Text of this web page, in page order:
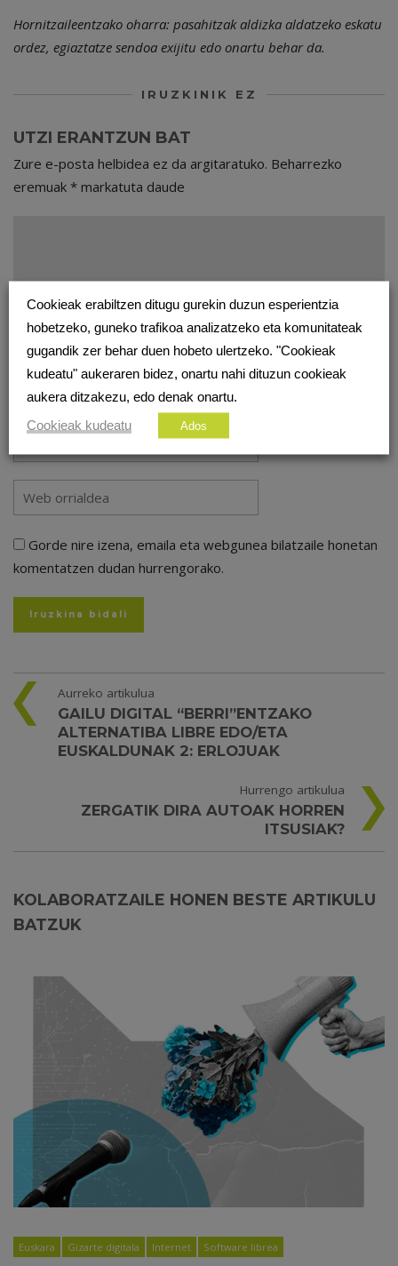
Hornitzaileentzako oharra: pasahitzak aldizka aldatzeko eskatu
ordez, egiaztatze sendoa exijitu edo onartu behar da.
IRUZKINIK EZ
UTZI ERANTZUN BAT
Zure e-posta helbidea ez da argitaratuko. Beharrezko
eremuak * markatuta daude
Gorde nire izena, emaila eta webgunea bilatzaile honetan
komentatzen dudan hurrengorako.
Aurreko artikulua
GAILU DIGITAL “BERRI”ENTZAKO
ALTERNATIBA LIBRE EDO/ETA
EUSKALDUNAK 2: ERLOJUAK
Hurrengo artikulua
ZERGATIK DIRA AUTOAK HORREN
ITSUSIAK?
KOLABORATZAILE HONEN BESTE ARTIKULU
BATZUK
Euskara Gizarte digitala Internet Software librea
Cookieak erabiltzen ditugu gurekin duzun esperientzia
hobetzeko, guneko trafikoa analizatzeko eta komunitateak
gugandik zer behar duen hobeto ulertzeko. "Cookieak
kudeatu" aukeraren bidez, onartu nahi dituzun cookieak
aukera ditzakezu, edo denak onartu.
Cookieak kudeatu
Ados